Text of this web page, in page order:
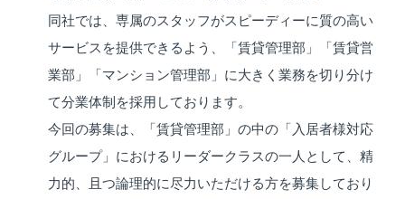
同社では、専属のスタッフがスピーディーに質の高い
サービスを提供できるよう、「賃貸管理部」「賃貸営
業部」「マンション管理部」に大きく業務を切り分け
て分業体制を採用しております。
今回の募集は、「賃貸管理部」の中の「入居者様対応
グループ」におけるリーダークラスの一人として、精
力的、且つ論理的に尽力いただける方を募集しており